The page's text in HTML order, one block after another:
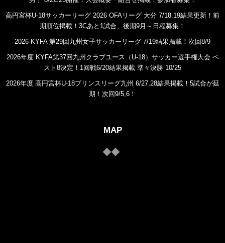
高円宮杯U-18サッカーリーグ 2026 OFAリーグ 大分 7/18.19結果更新！前
期順位掲載！3Cあと1試合、後期9月～日程募集！
2026 KYFA 第29回九州女子サッカーリーグ 7/19結果掲載！次回8/9
2026年度 KYFA第37回九州クラブユース（U-18）サッカー選手権大会 ベ
スト8決定！1回戦6/20結果掲載 準々決勝 10/25
2026年度 高円宮杯U-18プリンスリーグ九州 6/27,28結果掲載！5試合が延
期！次回9/5,6！
MAP